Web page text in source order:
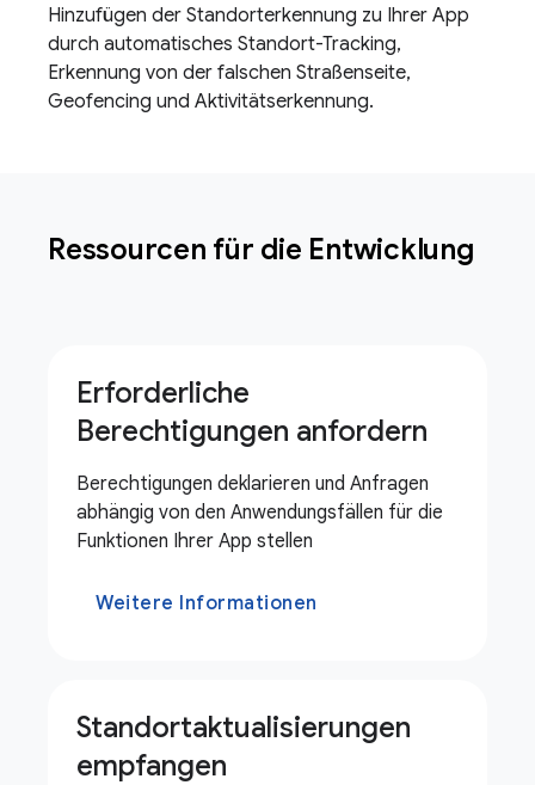
Hinzufügen der Standorterkennung zu Ihrer App
durch automatisches Standort-Tracking,
Erkennung von der falschen Straßenseite,
Geofencing und Aktivitätserkennung.
Ressourcen für die Entwicklung
Erforderliche
Berechtigungen anfordern
Berechtigungen deklarieren und Anfragen
abhängig von den Anwendungsfällen für die
Funktionen Ihrer App stellen
Weitere Informationen
Standortaktualisierungen
empfangen